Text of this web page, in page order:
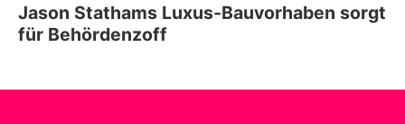
Jason Stathams Luxus-Bauvorhaben sorgt
für Behördenzoff